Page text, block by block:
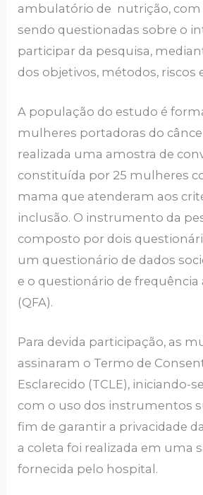
ambulatório de nutrição, com
sendo questionadas sobre o
participar da pesquisa,
dos objetivos, métodos, riscos
A população do estudo é
mulheres portadoras do
realizada uma amostra de
constituída por 25 mulheres
mama que atenderam aos
inclusão. O instrumento da
composto por dois
um questionário de dados
e o questionário de
(QFA).
Para devida participação, as
assinaram o Termo de
Esclarecido (TCLE), iniciando-
com o uso dos instrumentos
fim de garantir a privacidade
a coleta foi realizada em uma
fornecida pelo hospital.